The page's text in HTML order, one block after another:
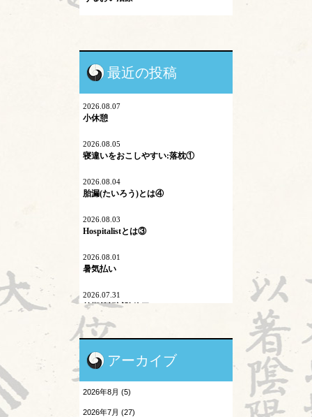
カレント
シュタイナー教育
ネットワーク
マイコプラズマ肺炎
内因
不内外因
二十四節気
刺激量
医学史
地震酔い
小児と鍼灸
最近の投稿
2026.08.07
小休憩
2026.08.05
寝違いをおこしやすい:落枕①
2026.08.04
胎漏(たいろう)とは④
2026.08.03
Hospitalistとは③
2026.08.01
暑気払い
2026.07.31
前期筆記試験終了
2026.07.30
2026.07.29
頭が痛い③
2026.07.28
アーカイブ
2026年8月 (5)
2026年7月 (27)